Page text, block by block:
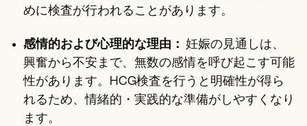
めに検査が行われることがあります。
感情的および心理的な理由： 妊娠の見通しは、
興奮から不安まで、無数の感情を呼び起こす可能
性があります。HCG検査を行うと明確性が得ら
れるため、情緒的・実践的な準備がしやすくなり
ます。